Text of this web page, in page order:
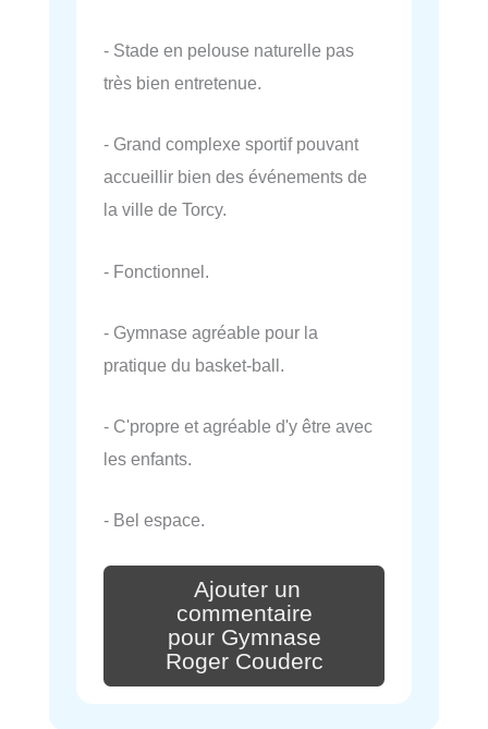
- Stade en pelouse naturelle pas
très bien entretenue.
- Grand complexe sportif pouvant
accueillir bien des événements de
la ville de Torcy.
- Fonctionnel.
- Gymnase agréable pour la
pratique du basket-ball.
- C'propre et agréable d'y être avec
les enfants.
- Bel espace.
Ajouter un
commentaire
pour Gymnase
Roger Couderc